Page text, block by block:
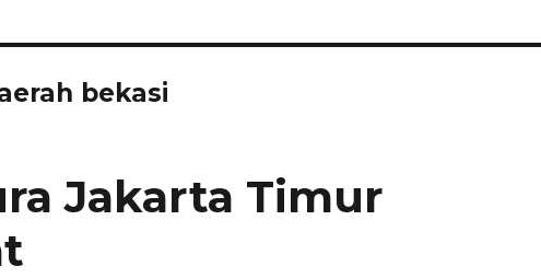
bekasi
Jakarta Timur